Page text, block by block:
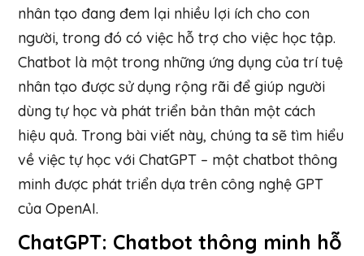
nhân tạo đang đem lại nhiều lợi ích cho con
người, trong đó có việc hỗ trợ cho việc học tập.
Chatbot là một trong những ứng dụng của trí tuệ
nhân tạo được sử dụng rộng rãi để giúp người
dùng tự học và phát triển bản thân một cách
hiệu quả. Trong bài viết này, chúng ta sẽ tìm hiểu
về việc tự học với ChatGPT – một chatbot thông
minh được phát triển dựa trên công nghệ GPT
của OpenAI.
ChatGPT: Chatbot thông minh hỗ